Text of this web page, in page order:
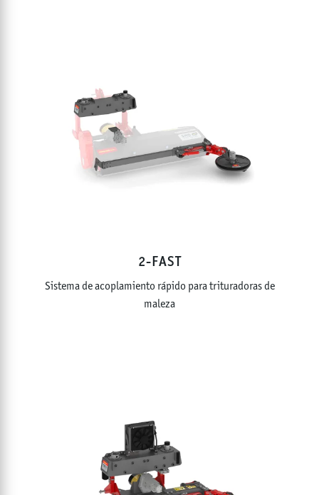
2-FAST
Sistema de acoplamiento rápido para trituradoras de
maleza